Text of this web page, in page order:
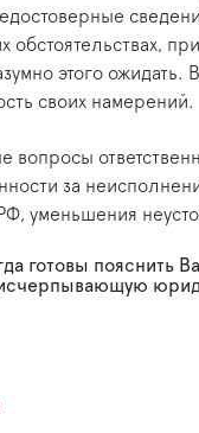
обстоятельствах,
этого ожидать.
своих намерений.
вопросы
за
уменьшения
готовы пояснить
исчерпывающую